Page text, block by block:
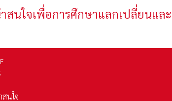
สนใจเพื่อการศึกษาแลกเปลี่ยนแล
นใจ